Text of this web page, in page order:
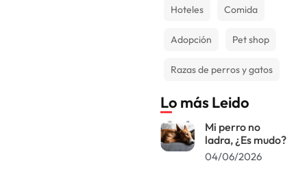
Hoteles Comida
Adopción Pet shop
Razas de perros y gatos
Lo más Leido
Mi perro no
ladra, ¿Es mudo?
04/06/2026